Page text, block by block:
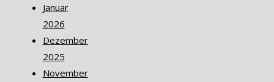
Januar
2026
Dezember
2025
November